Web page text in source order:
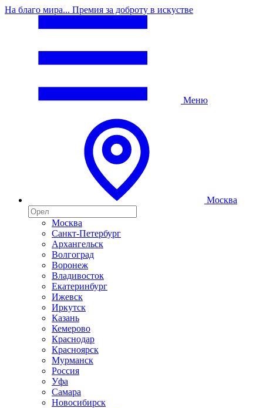
На благо мира... Премия за доброту в искустве
Меню
Москва
Москва
Санкт-Петербург
Архангельск
Волгоград
Воронеж
Владивосток
Екатеринбург
Ижевск
Иркутск
Казань
Кемерово
Краснодар
Красноярск
Мурманск
Россия
Уфа
Самара
Новосибирск